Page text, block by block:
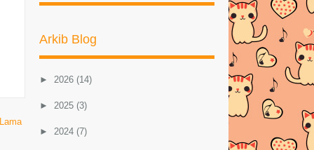
Arkib Blog
► 2026 (14)
► 2025 (3)
► 2024 (7)